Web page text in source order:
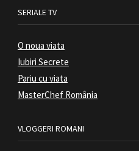
SERIALE TV
O noua viata
Iubiri Secrete
Pariu cu viata
MasterChef România
VLOGGERI ROMANI